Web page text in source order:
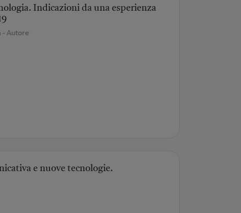
Indicazioni da una esperienza
- Autore
e nuove tecnologie.